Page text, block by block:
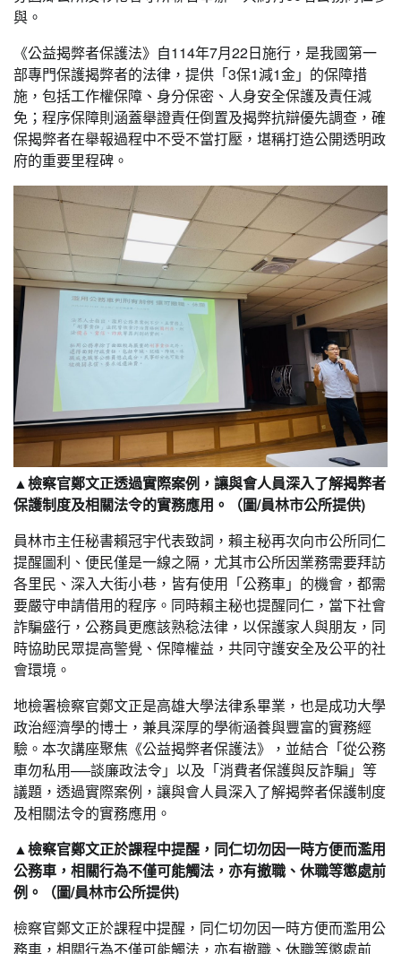
與。
《公益揭弊者保護法》自114年7月22日施行，是我國第一
部專門保護揭弊者的法律，提供「3保1減1金」的保障措
施，包括工作權保障、身分保密、人身安全保護及責任減
免；程序保障則涵蓋舉證責任倒置及揭弊抗辯優先調查，確
保揭弊者在舉報過程中不受不當打壓，堪稱打造公開透明政
府的重要里程碑。
▲檢察官鄭文正透過實際案例，讓與會人員深入了解揭弊者
保護制度及相關法令的實務應用。（圖/員林市公所提供)
員林市主任秘書賴冠宇代表致詞，賴主秘再次向市公所同仁
提醒圖利、便民僅是一線之隔，尤其市公所因業務需要拜訪
各里民、深入大街小巷，皆有使用「公務車」的機會，都需
要嚴守申請借用的程序。同時賴主秘也提醒同仁，當下社會
詐騙盛行，公務員更應該熟稔法律，以保護家人與朋友，同
時協助民眾提高警覺、保障權益，共同守護安全及公平的社
會環境。
地檢署檢察官鄭文正是高雄大學法律系畢業，也是成功大學
政治經濟學的博士，兼具深厚的學術涵養與豐富的實務經
驗。本次講座聚焦《公益揭弊者保護法》，並結合「從公務
車勿私用──談廉政法令」以及「消費者保護與反詐騙」等
議題，透過實際案例，讓與會人員深入了解揭弊者保護制度
及相關法令的實務應用。
▲檢察官鄭文正於課程中提醒，同仁切勿因一時方便而濫用
公務車，相關行為不僅可能觸法，亦有撤職、休職等懲處前
例。（圖/員林市公所提供)
檢察官鄭文正於課程中提醒，同仁切勿因一時方便而濫用公
務車，相關行為不僅可能觸法，亦有撤職、休職等懲處前